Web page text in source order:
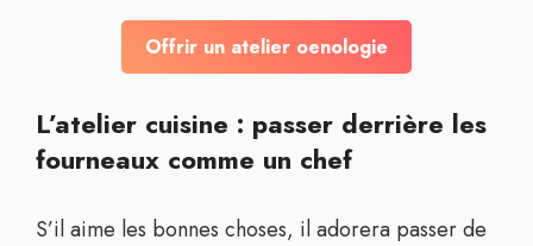
Offrir un atelier oenologie
L’atelier cuisine : passer derrière les
fourneaux comme un chef
S’il aime les bonnes choses, il adorera passer de